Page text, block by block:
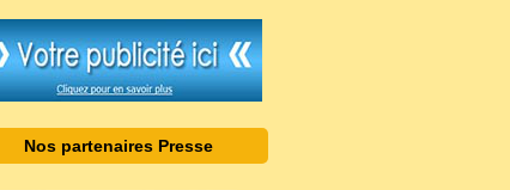
Nos partenaires Presse